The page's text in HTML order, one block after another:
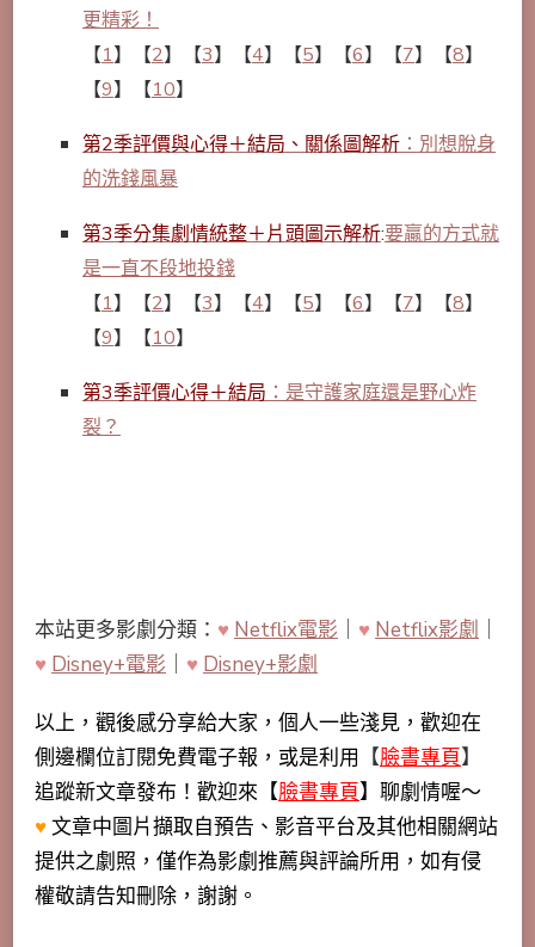
更精彩！
【1】【2】【3】【4】【5】【6】【7】【8】
【9】【10】
第2季評價與心得＋結局、關係圖解析 ：別想脫身
的洗錢風暴
第3季分集劇情統整＋片頭圖示解析:要贏的方式就
是一直不段地投錢
【1】【2】【3】【4】【5】【6】【7】【8】
【9】【10】
第3季評價心得＋結局 ：是守護家庭還是野心炸
裂？
本站更多影劇分類： ♥ Netflix電影 ♥ Netflix影劇
♥ Disney+電影 ♥ Disney+影劇
以上，觀後感分享給大家，個人一些淺見，歡迎在
側邊欄位訂閱免費電子報，或是利用 【臉書專頁】
追蹤新文章發布！歡迎來【臉書專頁】聊劇情喔～
♥文章中圖片擷取自預告、影音平台及其他相關網站
提供之劇照，僅作為影劇推薦與評論所用，如有侵
權敬請告知刪除，謝謝。